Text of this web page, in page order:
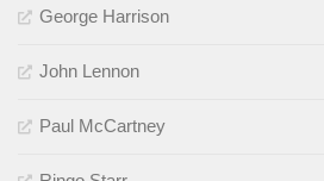
George Harrison
John Lennon
Paul McCartney